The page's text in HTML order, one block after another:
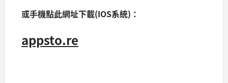
或手機點此網址下載(IOS系統)：
appsto.re